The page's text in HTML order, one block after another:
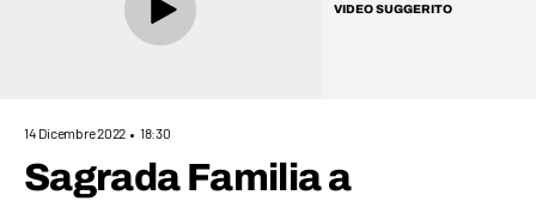
VIDEO SUGGERITO
14 Dicembre 2022 18:30
Sagrada Familia a